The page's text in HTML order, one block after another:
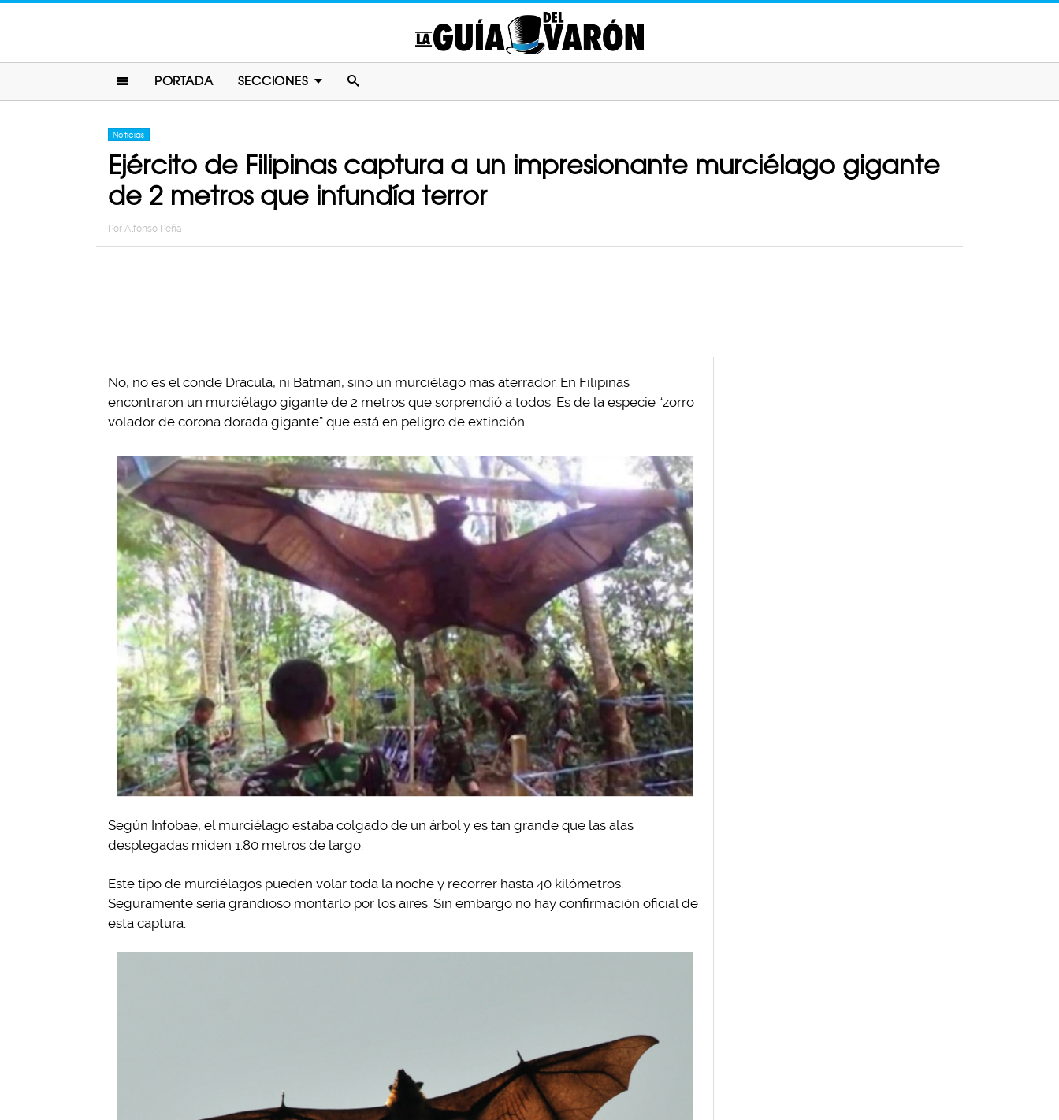
PORTADA SECCIONES
Noticias
Ejército de Filipinas captura a un impresionante murciélago gigante
de 2 metros que infundía terror
Por Alfonso Peña
No, no es el conde Dracula, ni Batman, sino un murciélago más aterrador. En Filipinas
encontraron un murciélago gigante de 2 metros que sorprendió a todos. Es de la especie “zorro
volador de corona dorada gigante” que está en peligro de extinción.
Según Infobae, el murciélago estaba colgado de un árbol y es tan grande que las alas
desplegadas miden 1.80 metros de largo.
Este tipo de murciélagos pueden volar toda la noche y recorrer hasta 40 kilómetros.
Seguramente sería grandioso montarlo por los aires. Sin embargo no hay confirmación oficial de
esta captura.